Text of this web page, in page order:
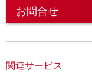
お問合せ
関連サービス